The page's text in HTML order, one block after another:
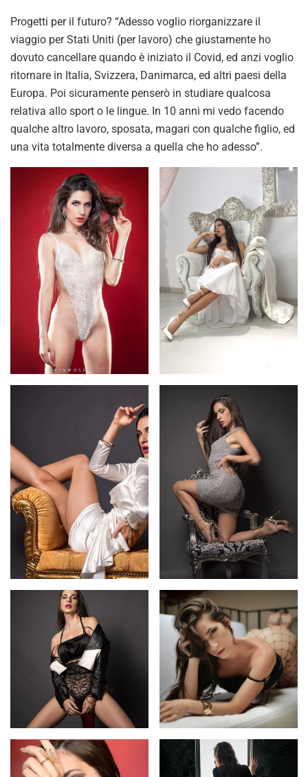
Progetti per il futuro? “Adesso voglio riorganizzare il
viaggio per Stati Uniti (per lavoro) che giustamente ho
dovuto cancellare quando è iniziato il Covid, ed anzi voglio
ritornare in Italia, Svizzera, Danimarca, ed altri paesi della
Europa. Poi sicuramente penserò in studiare qualcosa
relativa allo sport o le lingue. In 10 anni mi vedo facendo
qualche altro lavoro, sposata, magari con qualche figlio, ed
una vita totalmente diversa a quella che ho adesso”.